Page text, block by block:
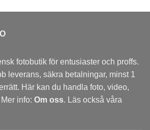
fotobutik för entusiaster och proffs.
leverans, säkra betalningar, minst 1
Här kan du handla foto, video,
info: Om oss. Läs också våra